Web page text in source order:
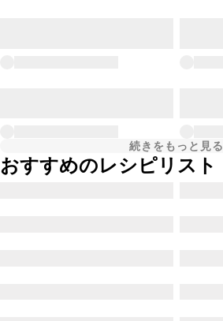
続きをもっと見る
おすすめのレシピリスト